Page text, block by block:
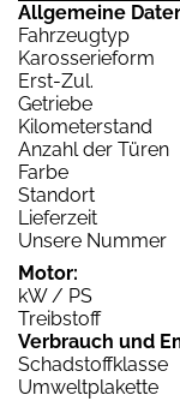
Allgemeine
Fahrzeugtyp
Karosserieform
Erst-Zul.
Getriebe
Kilometerstand
Anzahl der Türen
Farbe
Standort
Lieferzeit
Unsere Nummer
Motor:
kW / PS
Treibstoff
Verbrauch und
Schadstoffklasse
Umweltplakette